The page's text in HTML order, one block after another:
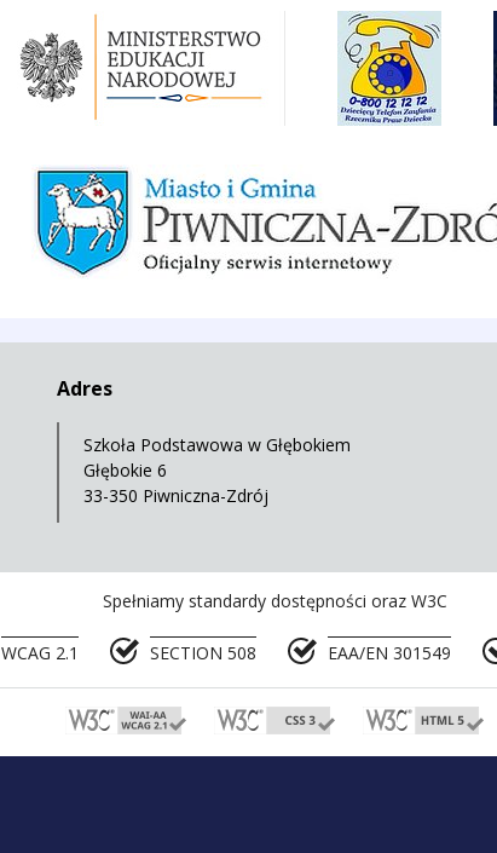
Ministerstwo Edukacji Narodowej Rzecznik Praw Dziecka RP
Miasto i Gmina Piwniczna-Zdrój
Adres
Szkoła Podstawowa w Głębokiem
Głębokie 6
33-350 Piwniczna-Zdrój
Spełniamy standardy dostępności oraz W3C
WCAG 2.1 SECTION 508 EAA/EN 301549